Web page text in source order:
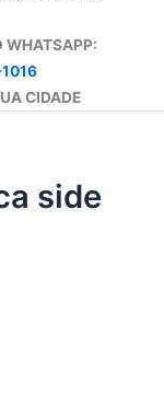
WHATSAPP:
CIDADE
side